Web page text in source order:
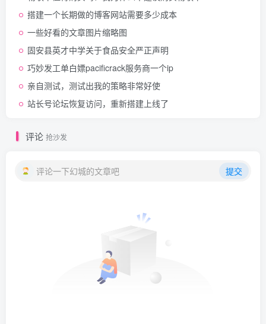
搭建一个长期做的博客网站需要多少成本
一些好看的文章图片缩略图
固安县英才中学关于食品安全严正声明
巧妙发工单白嫖pacificrack服务商一个ip
亲自测试，测试出我的策略非常好使
站长号论坛恢复访问，重新搭建上线了
评论 抢沙发
评论一下幻城的文章吧 提交